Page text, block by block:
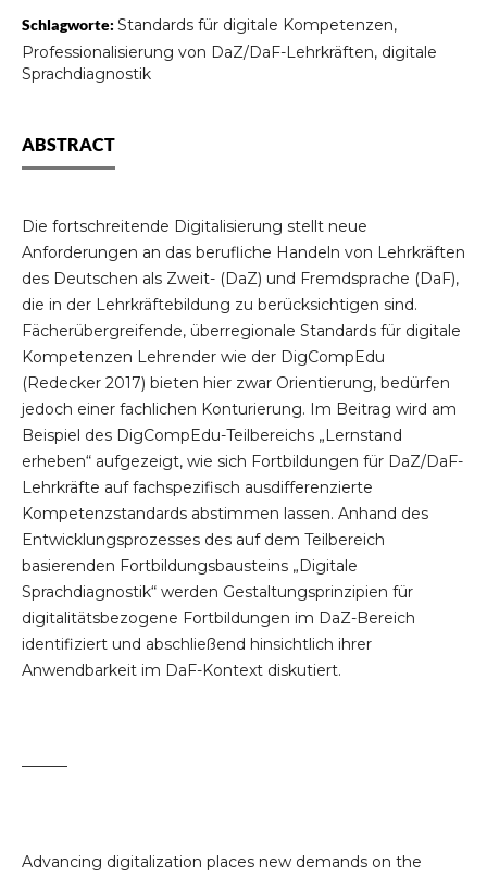
Schlagworte: Standards für digitale Kompetenzen,
Professionalisierung von DaZ/DaF-Lehrkräften, digitale
Sprachdiagnostik
ABSTRACT
Die fortschreitende Digitalisierung stellt neue
Anforderungen an das berufliche Handeln von Lehrkräften
des Deutschen als Zweit- (DaZ) und Fremdsprache (DaF),
die in der Lehrkräftebildung zu berücksichtigen sind.
Fächerübergreifende, überregionale Standards für digitale
Kompetenzen Lehrender wie der DigCompEdu
(Redecker 2017) bieten hier zwar Orientierung, bedürfen
jedoch einer fachlichen Konturierung. Im Beitrag wird am
Beispiel des DigCompEdu-Teilbereichs „Lernstand
erheben“ aufgezeigt, wie sich Fortbildungen für DaZ/DaF-
Lehrkräfte auf fachspezifisch ausdifferenzierte
Kompetenzstandards abstimmen lassen. Anhand des
Entwicklungsprozesses des auf dem Teilbereich
basierenden Fortbildungsbausteins „Digitale
Sprachdiagnostik“ werden Gestaltungsprinzipien für
digitalitätsbezogene Fortbildungen im DaZ-Bereich
identifiziert und abschließend hinsichtlich ihrer
Anwendbarkeit im DaF-Kontext diskutiert.
———
Advancing digitalization places new demands on the